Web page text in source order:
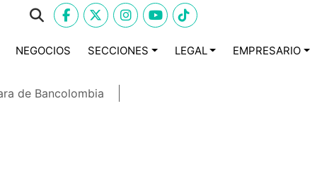
NEGOCIOS SECCIONES LEGAL EMPRESARIO
de Bancolombia